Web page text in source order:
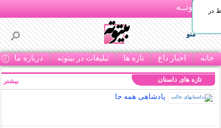
بـیتوتــه
منو
خانه اخبار داغ تازه ها تبلیغات در بیتوته درباره ما
در
تازه های داستان
پادشاهی همه جا
بیشتر